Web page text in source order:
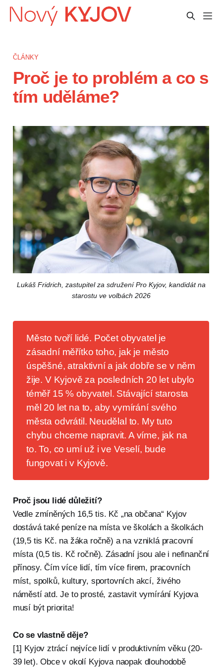
ČLÁNKY
Proč je to problém a co s
tím uděláme?
Lukáš Fridrich, zastupitel za sdružení Pro Kyjov, kandidát na
starostu ve volbách 2026
Město tvoří lidé. Počet obyvatel je
zásadní měřítko toho, jak je město
úspěšné, atraktivní a jak dobře se v něm
žije. V Kyjově za posledních 20 let ubylo
téměř 15 % obyvatel. Stávající starosta
měl 20 let na to, aby vymírání svého
města odvrátil. Neudělal to. My tuto
chybu chceme napravit. A víme, jak na
to. To, co umí už i ve Veselí, bude
fungovat i v Kyjově.
Proč jsou lidé důležití?
Vedle zmíněných 16,5 tis. Kč „na občana“ Kyjov
dostává také peníze na místa ve školách a školkách
(19,5 tis Kč. na žáka ročně) a na vzniklá pracovní
místa (0,5 tis. Kč ročně). Zásadní jsou ale i nefinanční
přínosy. Čím více lidí, tím více firem, pracovních
míst, spolků, kultury, sportovních akcí, živého
náměstí atd. Je to prosté, zastavit vymírání Kyjova
musí být priorita!
Co se vlastně děje?
[1] Kyjov ztrácí nejvíce lidí v produktivním věku (20-
39 let). Obce v okolí Kyjova naopak dlouhodobě